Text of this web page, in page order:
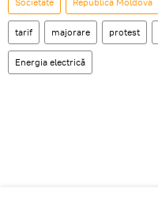
tarif majorare protest
Energia electrică